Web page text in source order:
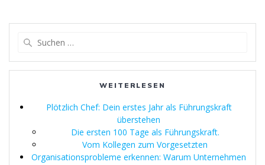
WEITERLESEN
Plötzlich Chef: Dein erstes Jahr als Führungskraft
überstehen
Die ersten 100 Tage als Führungskraft.
Vom Kollegen zum Vorgesetzten
Organisationsprobleme erkennen: Warum Unternehmen